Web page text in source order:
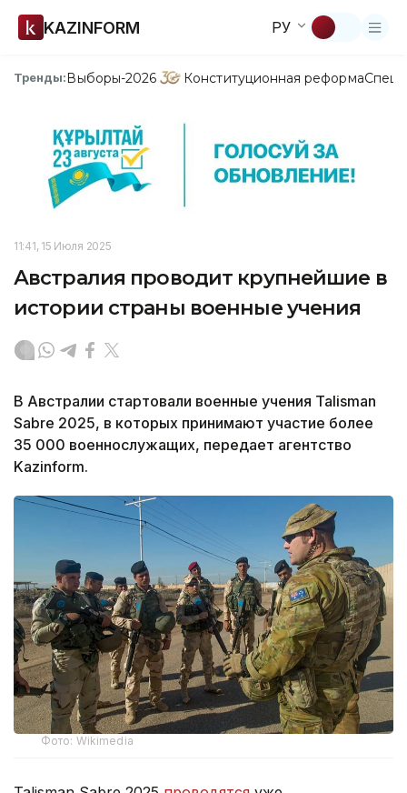
KAZINFORM РУ
Тренды:Выборы-2026 Конституционная реформа
11:41, 15 Июля 2025
Австралия проводит крупнейшие в
истории страны военные учения
В Австралии стартовали военные учения Talisman
Sabre 2025, в которых принимают участие более
35 000 военнослужащих, передает агентство
Kazinform.
Фото: Wikimedia